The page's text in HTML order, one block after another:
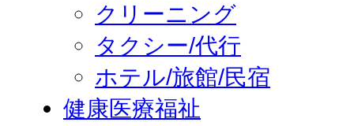
クリーニング
タクシー/代行
ホテル/旅館/民宿
健康医療福祉